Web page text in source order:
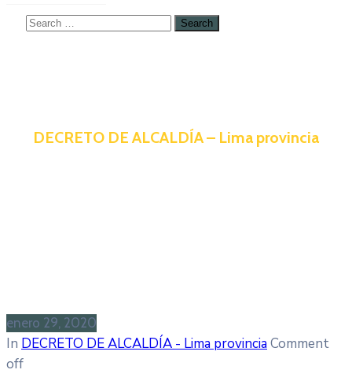
DECRETO DE ALCALDÍA – Lima provincia
enero 29, 2020
In DECRETO DE ALCALDÍA - Lima provinciaComment
off